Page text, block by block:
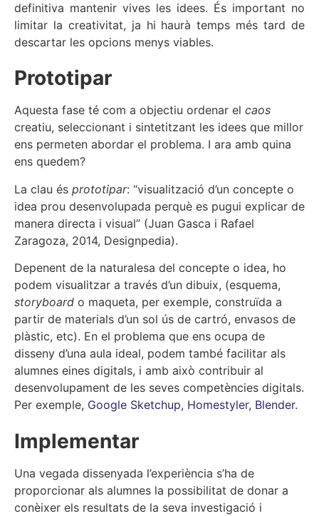
definitiva mantenir vives les idees. És important no
limitar la creativitat, ja hi haurà temps més tard de
descartar les opcions menys viables.
Prototipar
Aquesta fase té com a objectiu ordenar el caos
creatiu, seleccionant i sintetitzant les idees que millor
ens permeten abordar el problema. I ara amb quina
ens quedem?
La clau és prototipar: “visualització d’un concepte o
idea prou desenvolupada perquè es pugui explicar de
manera directa i visual” (Juan Gasca i Rafael
Zaragoza, 2014, Designpedia).
Depenent de la naturalesa del concepte o idea, ho
podem visualitzar a través d’un dibuix, (esquema,
storyboard o maqueta, per exemple, construïda a
partir de materials d’un sol ús de cartró, envasos de
plàstic, etc). En el problema que ens ocupa de
disseny d’una aula ideal, podem també facilitar als
alumnes eines digitals, i amb això contribuir al
desenvolupament de les seves competències digitals.
Per exemple, Google Sketchup, Homestyler, Blender.
Implementar
Una vegada dissenyada l’experiència s’ha de
proporcionar als alumnes la possibilitat de donar a
conèixer els resultats de la seva investigació i